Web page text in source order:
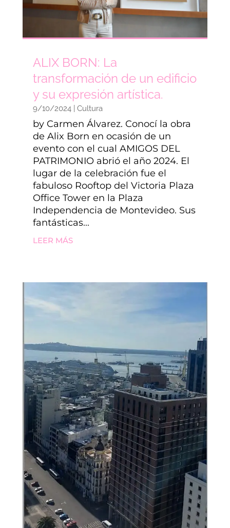
ALIX BORN: La
transformación de un edificio
y su expresión artística.
9/10/2024| Cultura
by Carmen Álvarez. Conocí la obra
de Alix Born en ocasión de un
evento con el cual AMIGOS DEL
PATRIMONIO abrió el año 2024. El
lugar de la celebración fue el
fabuloso Rooftop del Victoria Plaza
Office Tower en la Plaza
Independencia de Montevideo. Sus
fantásticas...
LEER MÁS